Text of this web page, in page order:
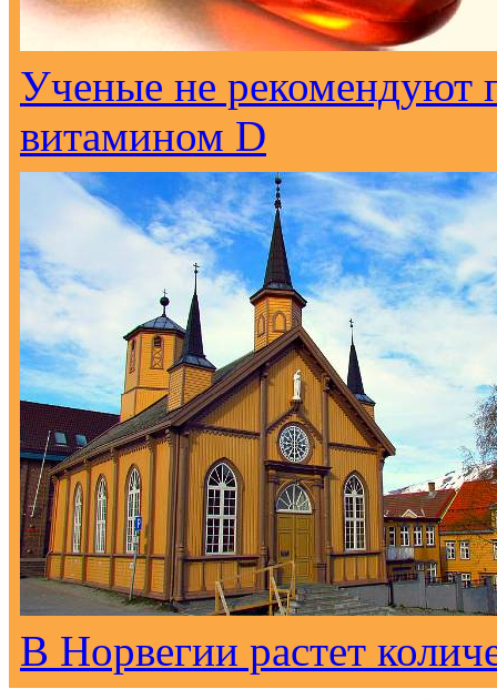
Ученые не рекомендуют
витамином D
В Норвегии растет